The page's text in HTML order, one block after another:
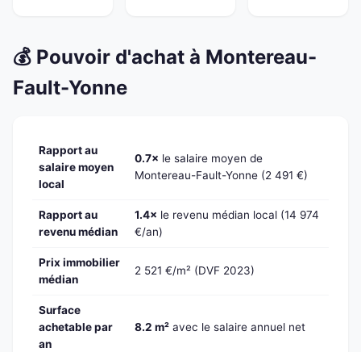
💰 Pouvoir d'achat à Montereau-
Fault-Yonne
Rapport au
salaire moyen
local
0.7× le salaire moyen de
Montereau-Fault-Yonne (2 491 €)
Rapport au
revenu médian
1.4× le revenu médian local (14 974
€/an)
Prix immobilier
médian
2 521 €/m² (DVF 2023)
Surface
achetable par
an
8.2 m² avec le salaire annuel net